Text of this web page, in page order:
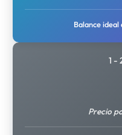
Balance
1 -
Precio